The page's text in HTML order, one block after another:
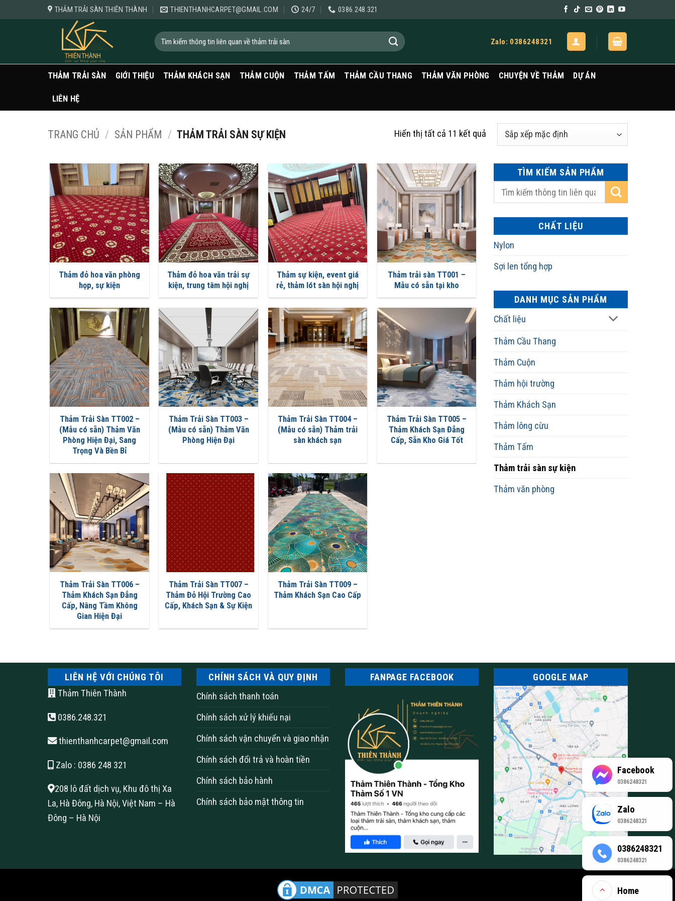
qua
THẢM TRẢI SÀN THIÊN THÀNH THIENTHANHCARPET@GMAIL.COM 24/7 0386.248.321
Tìm
kiếm:
Zalo: 0386248321
THẢM TRẢI SÀN GIỚI THIỆU THẢM KHÁCH SẠN THẢM CUỘN THẢM TẤM THẢM CẦU THANG THẢM VĂN PHÒNG CHUYỆN VỀ THẢM DỰ ÁN
LIÊN HỆ
TRANG CHỦ / SẢN PHẨM / THẢM TRẢI SÀN SỰ KIỆN Hiển thị tất cả 11 kết quả
Thảm đỏ hoa văn phòng
họp, sự kiện
Thảm đỏ hoa văn trải sự
kiện, trung tâm hội nghị
Thảm sự kiện, event giá
rẻ, thảm lót sàn hội nghị
Thảm trải sàn TT001 –
Mẫu có sẵn tại kho
Thảm Trải Sàn TT002 –
(Mẫu có sẵn) Thảm Văn
Phòng Hiện Đại, Sang
Trọng Và Bền Bỉ
Thảm Trải Sàn TT003 –
(Mẫu có sẵn) Thảm Văn
Phòng Hiện Đại
Thảm Trải Sàn TT004 –
(Mẫu có sẵn) Thảm trải
sàn khách sạn
Thảm Trải Sàn TT005 –
Thảm Khách Sạn Đẳng
Cấp, Sẵn Kho Giá Tốt
Thảm Trải Sàn TT006 –
Thảm Khách Sạn Đẳng
Cấp, Nâng Tầm Không
Gian Hiện Đại
Thảm Trải Sàn TT007 –
Thảm Đỏ Hội Trường Cao
Cấp, Khách Sạn & Sự Kiện
Thảm Trải Sàn TT009 –
Thảm Khách Sạn Cao Cấp
TÌM KIẾM SẢN PHẨM
CHẤT LIỆU
Nylon
Sợi len tổng hợp
DANH MỤC SẢN PHẨM
Chất liệu
Thảm Cầu Thang
Thảm Cuộn
Thảm hội trường
Thảm Khách Sạn
Thảm lông cừu
Thảm Tấm
Thảm trải sàn sự kiện
Thảm văn phòng
LIÊN HỆ VỚI CHÚNG TÔI
Thảm Thiên Thành
0386.248.321
thienthanhcarpet@gmail.com
Zalo : 0386 248 321
208 lô đất dịch vụ, Khu đô thị Xa
La, Hà Đông, Hà Nội, Việt Nam – Hà
Đông – Hà Nội
CHÍNH SÁCH VÀ QUY ĐỊNH
Chính sách thanh toán
Chính sách xử lý khiếu nại
Chính sách vận chuyển và giao nhận
Chính sách đổi trả và hoàn tiền
Chính sách bảo hành
Chính sách bảo mật thông tin
FANPAGE FACEBOOK GOOGLE MAP
Facebook
0386248321
Zalo
0386248321
0386248321
0386248321
Home